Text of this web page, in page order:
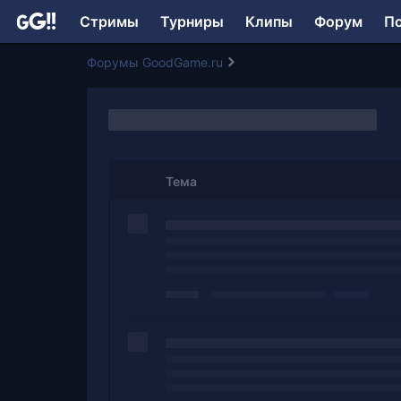
Стримы Турниры Клипы Форум
Форумы GoodGame.ru
Тема